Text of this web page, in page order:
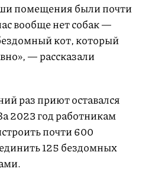
помещения были почти
вообще нет собак —
кот, который
— рассказали
раз приют оставался
2023 год работникам
почти 600
125 бездомных